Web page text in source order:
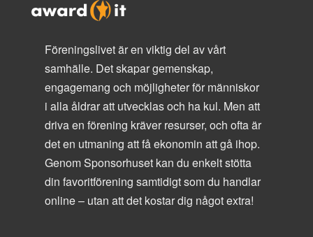
Föreningslivet är en viktig del av vårt
samhälle. Det skapar gemenskap,
engagemang och möjligheter för människor
i alla åldrar att utvecklas och ha kul. Men att
driva en förening kräver resurser, och ofta är
det en utmaning att få ekonomin att gå ihop.
Genom Sponsorhuset kan du enkelt stötta
din favoritförening samtidigt som du handlar
online – utan att det kostar dig något extra!